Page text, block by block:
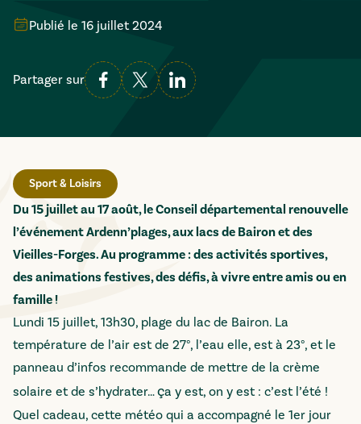
Publié le 16 juillet 2024
Partager sur
Sport & Loisirs
Du 15 juillet au 17 août, le Conseil départemental renouvelle
l’événement Ardenn’plages, aux lacs de Bairon et des
Vieilles-Forges. Au programme : des activités sportives,
des animations festives, des défis, à vivre entre amis ou en
famille !
Lundi 15 juillet, 13h30, plage du lac de Bairon. La
température de l’air est de 27°, l’eau elle, est à 23°, et le
panneau d’infos recommande de mettre de la crème
solaire et de s’hydrater…ça y est, on y est : c’est l’été !
Quel cadeau, cette météo qui a accompagné le 1er jour